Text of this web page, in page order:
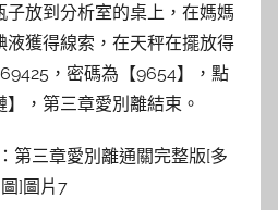
放到分析室的桌上，在媽媽
液獲得線索，在天秤在擺放得
，密碼為【9654】，點
，第三章愛別離結束。